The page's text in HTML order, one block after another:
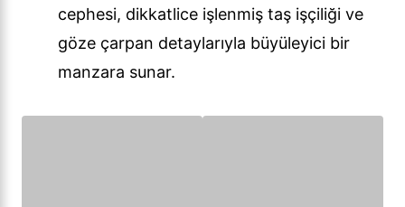
cephesi, dikkatlice işlenmiş taş işçiliği ve
göze çarpan detaylarıyla büyüleyici bir
manzara sunar.